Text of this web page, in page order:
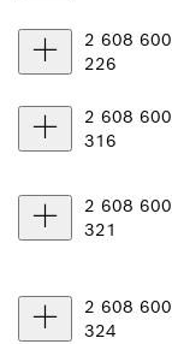
2 608 600
226
2 608 600
316
2 608 600
321
2 608 600
324